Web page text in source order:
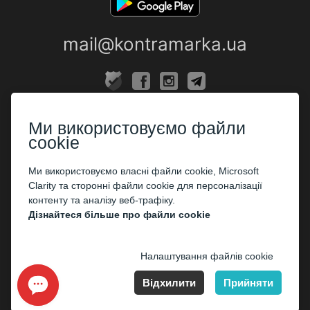
mail@kontramarka.ua
Каси
ПАРТНЕРАМ
Організаторам
Корпоративним клієнтам
Ми використовуємо файли
cookie
Ми використовуємо власні файли cookie, Microsoft
Clarity та сторонні файли cookie для персоналізації
контенту та аналізу веб-трафіку.
Дізнайтеся більше про файли cookie
Налаштування файлів cookie
Відхилити Прийняти